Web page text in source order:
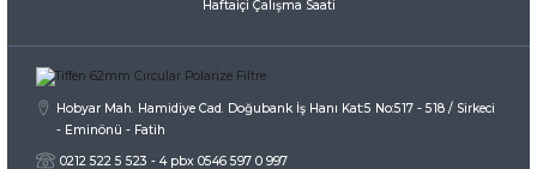
Haftaiçi Çalışma Saati
Hobyar Mah. Hamidiye Cad. Doğubank İş Hanı Kat:5 No:517 - 518 / Sirkeci
- Eminönü - Fatih
0212 522 5 523 - 4 pbx 0546 597 0 997